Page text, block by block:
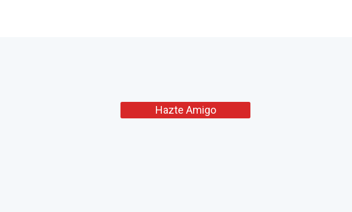
Hazte Amigo